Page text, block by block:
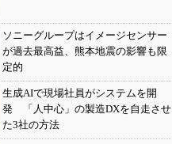
ソニーグループはイメージセンサー
が過去最高益、熊本地震の影響も限
定的
生成AIで現場社員がシステムを開
発 「人中心」の製造DXを自走させ
た3社の方法